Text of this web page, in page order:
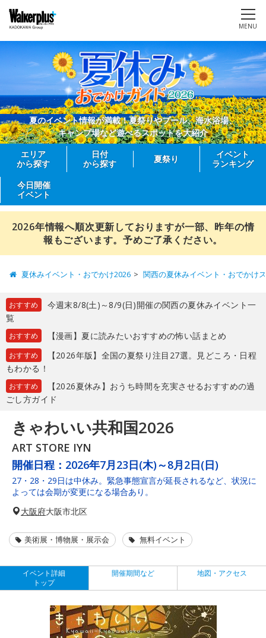
MENU
夏のイベント情報が満載！夏祭りやプール、海水浴場、
キャンプ場など遊べるスポットを大紹介
エリア
から探す
日付
から探す
夏祭り
イベント
ランキング
今日開催
イベント
2026年情報へ順次更新しておりますが一部、昨年の情
報もございます。予めご了承ください。
夏休みイベント・おでかけ2026 関西の夏休みイベント・おでかけ
おすすめ
今週末8/8(土)～8/9(日)開催の関西の夏休みイベント一
覧
おすすめ 【漫画】夏に読みたいおすすめの怖い話まとめ
おすすめ
【2026年版】全国の夏祭り注目27選。見どころ・日程
もわかる！
おすすめ
【2026夏休み】おうち時間を充実させるおすすめの過
ごし方ガイド
きゃわいい共和国2026
ART STORE IYN
開催日程： 2026年7月23日(木)～8月2日(日)
27・28・29日は中休み。緊急事態宣言が延長されるなど、状況に
よっては会期が変更になる場合あり。
大阪府大阪市北区
美術展・博物展・展示会 無料イベント
イベント詳細
トップ
開催期間など 地図・アクセス